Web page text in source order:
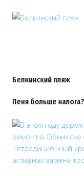
Белкинский пляж
Пеня больше налога?